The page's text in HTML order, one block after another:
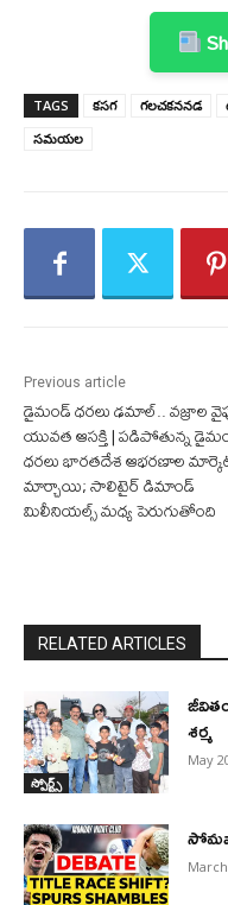
TAGS కసగ గలచకననడ
సమయల
Previous article
డైమండ్ ధరలు ఢమాల్.. వజ్రాల
యువత ఆసక్తి | పడిపోతున్న
ధరలు భారతదేశ ఆభరణాల
మార్చాయి; సాలిటైర్ డిమాండ్
మిలీనియల్స్ మధ్య పెరుగుతోంది
RELATED ARTICLES
స్పోర్ట్స్
శర్మ
May